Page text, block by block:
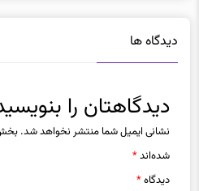
دیدگاه ها
دیدگاهتان را
نشانی ایمیل شما منتشر نخواهد شد.
شده‌اند*
دیدگاه*